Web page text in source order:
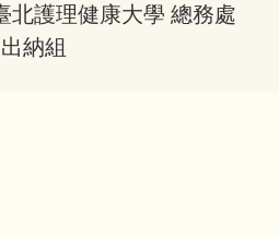
北護理健康大學 總務處
出納組